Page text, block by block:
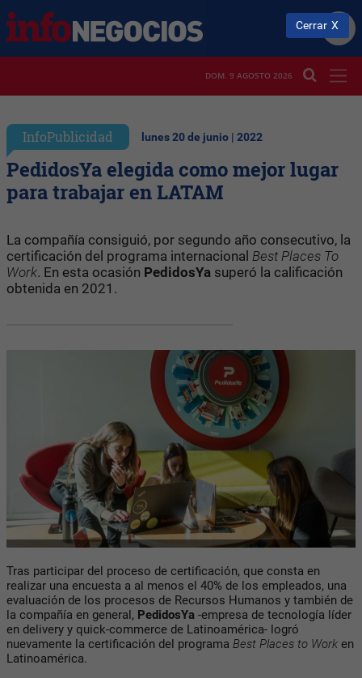
DOM. 9 AGOSTO 2026
InfoPublicidad lunes 20 de junio | 2022
PedidosYa elegida como mejor lugar
para trabajar en LATAM
La compañía consiguió, por segundo año consecutivo, la
certificación del programa internacional Best Places To
Work. En esta ocasión PedidosYa superó la calificación
obtenida en 2021.
Tras participar del proceso de certificación, que consta en
realizar una encuesta a al menos el 40% de los empleados, una
evaluación de los procesos de Recursos Humanos y también de
la compañía en general, PedidosYa -empresa de tecnología líder
en delivery y quick-commerce de Latinoamérica- logró
nuevamente la certificación del programa Best Places to Work en
Latinoamérica.
Cerrar